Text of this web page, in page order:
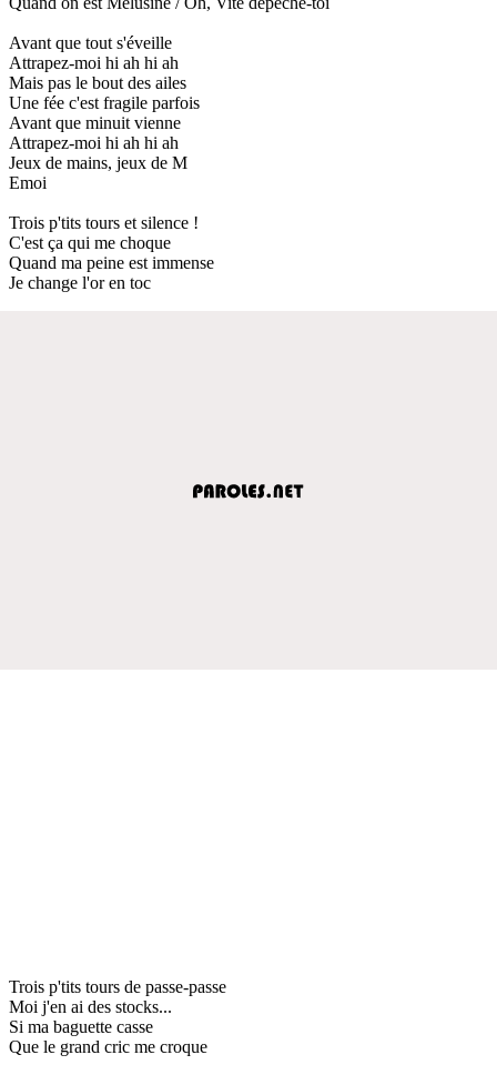
Avant que tout s'éveille
Attrapez-moi hi ah hi ah
Mais pas le bout des ailes
Une fée c'est fragile parfois
Avant que minuit vienne
Attrapez-moi hi ah hi ah
Jeux de mains, jeux de M
Emoi
Trois p'tits tours et silence !
C'est ça qui me choque
Quand ma peine est immense
Je change l'or en toc
Trois p'tits tours de passe-passe
Moi j'en ai des stocks...
Si ma baguette casse
Que le grand cric me croque